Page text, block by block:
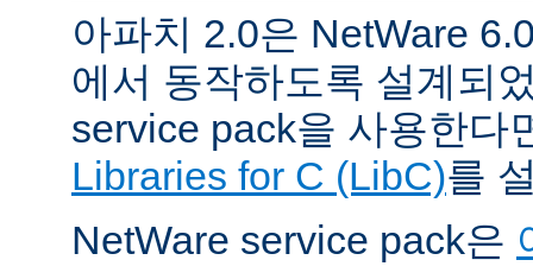
아파치 2.0은 NetWare
에서 동작하도록 설계되
service pack을 사용한다
Libraries for C (LibC)를
NetWare service pack은